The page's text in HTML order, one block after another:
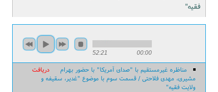
فقیه"
00:00
52:21
دریافت
مناظره غیرمستقیم با "صدای آمریکا" با حضور بهرام
مشیری، مهدی فلاحتی / قسمت سوم با موضوع "غدیر، سقیفه و
ولایت فقیه"